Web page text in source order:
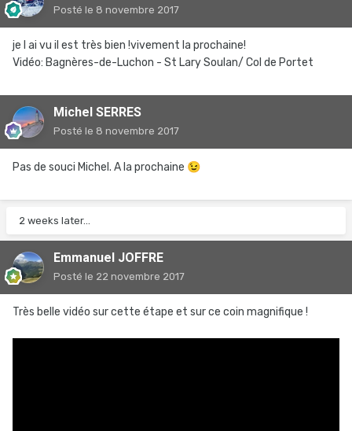
Posté le 8 novembre 2017
je l ai vu il est très bien !vivement la prochaine!
Vidéo: Bagnères-de-Luchon - St Lary Soulan/ Col de Portet
Michel SERRES
Posté le 8 novembre 2017
Pas de souci Michel. A la prochaine 😉
2 weeks later...
Emmanuel JOFFRE
Posté le 22 novembre 2017
Très belle vidéo sur cette étape et sur ce coin magnifique !